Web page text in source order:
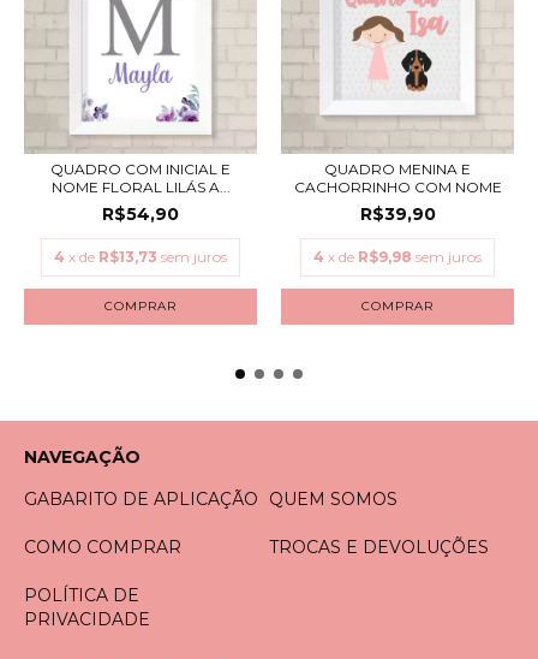
QUADRO COM INICIAL E
NOME FLORAL LILÁS A...
R$54,90
4 x de R$13,73 sem juros
COMPRAR
QUADRO MENINA E
CACHORRINHO COM NOME
R$39,90
4 x de R$9,98 sem juros
COMPRAR
NAVEGAÇÃO
GABARITO DE APLICAÇÃO
QUEM SOMOS
COMO COMPRAR TROCAS E DEVOLUÇÕES
POLÍTICA DE
PRIVACIDADE